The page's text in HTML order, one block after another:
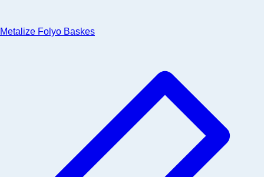
Metalize Folyo Baskes